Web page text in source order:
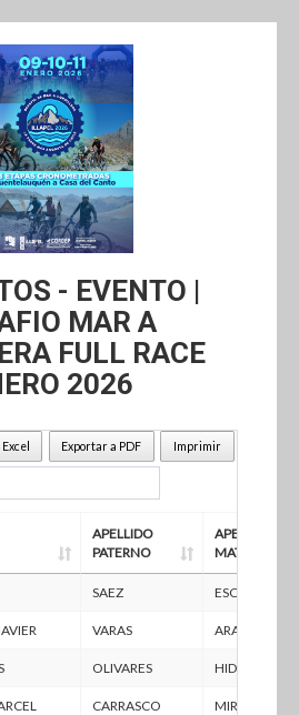
- EVENTO |
MAR A
FULL RACE
2026
Exportar a PDF Imprimir
APELLIDO
PATERNO
APELLIDO
MATERNO
SAEZ ESCUDERO
VARAS ARACENA
OLIVARES HIDALGO
CARRASCO MIRANDA